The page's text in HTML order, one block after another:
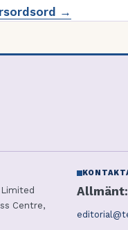
→
Centre,
Allmänt: